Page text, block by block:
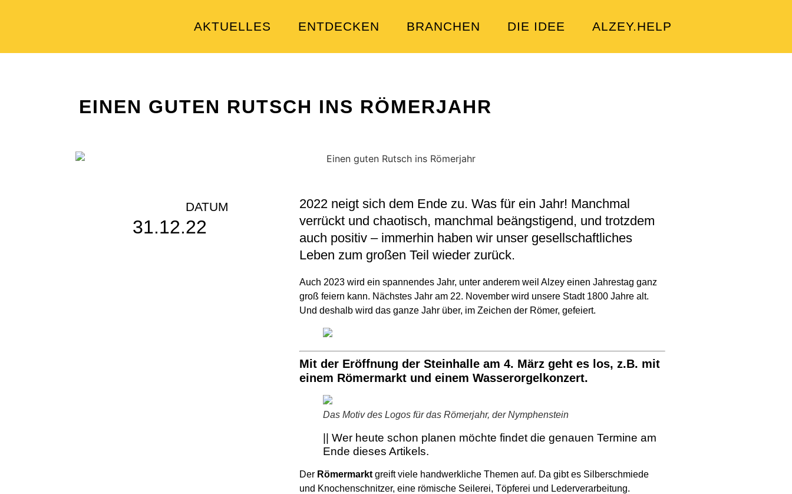
AKTUELLES ENTDECKEN BRANCHEN DIE IDEE ALZEY.HELP
EINEN GUTEN RUTSCH INS RÖMERJAHR
DATUM
31.12.22
2022 neigt sich dem Ende zu. Was für ein Jahr! Manchmal
verrückt und chaotisch, manchmal beängstigend, und trotzdem
auch positiv – immerhin haben wir unser gesellschaftliches
Leben zum großen Teil wieder zurück.
Auch 2023 wird ein spannendes Jahr, unter anderem weil Alzey einen Jahrestag ganz
groß feiern kann. Nächstes Jahr am 22. November wird unsere Stadt 1800 Jahre alt.
Und deshalb wird das ganze Jahr über, im Zeichen der Römer, gefeiert.
Mit der Eröffnung der Steinhalle am 4. März geht es los, z.B. mit
einem Römermarkt und einem Wasserorgelkonzert.
Das Motiv des Logos für das Römerjahr, der Nymphenstein
|| Wer heute schon planen möchte findet die genauen Termine am
Ende dieses Artikels.
Der Römermarktgreift viele handwerkliche Themen auf. Da gibt es Silberschmiede
und Knochenschnitzer, eine römische Seilerei, Töpferei und Lederverarbeitung.